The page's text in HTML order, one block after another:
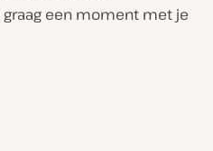
een moment met je